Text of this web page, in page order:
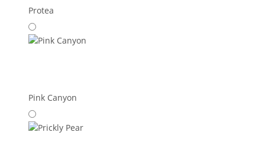
Protea
Pink Canyon